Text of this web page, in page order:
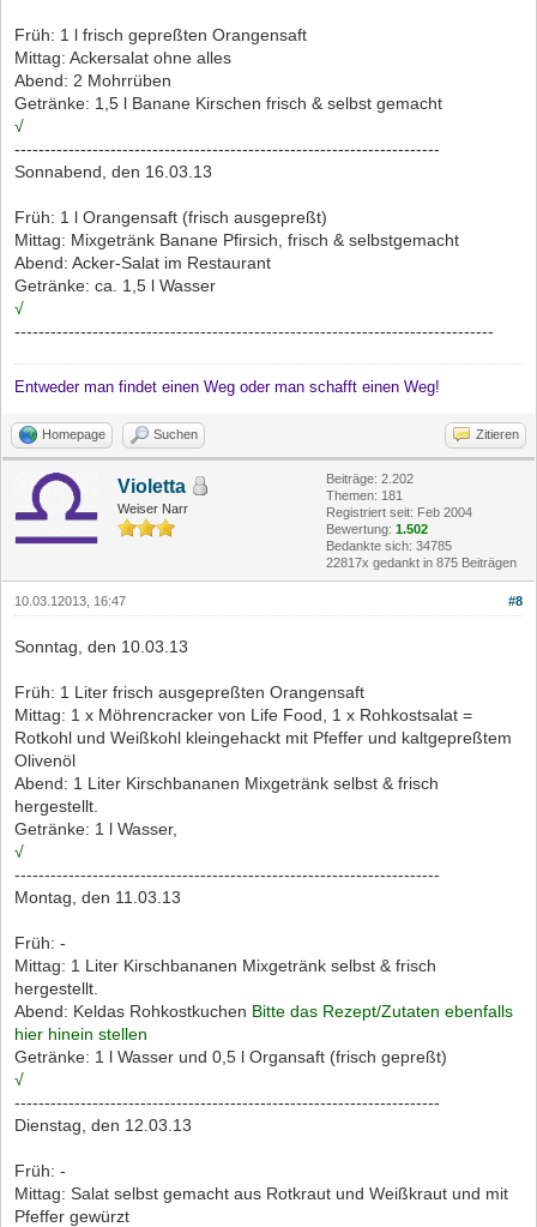
Früh: 1 l frisch gepreßten Orangensaft
Mittag: Ackersalat ohne alles
Abend: 2 Mohrrüben
Getränke: 1,5 l Banane Kirschen frisch & selbst gemacht
√
-----------------------------------------------------------------------
Sonnabend, den 16.03.13
Früh: 1 l Orangensaft (frisch ausgepreßt)
Mittag: Mixgetränk Banane Pfirsich, frisch & selbstgemacht
Abend: Acker-Salat im Restaurant
Getränke: ca. 1,5 l Wasser
√
--------------------------------------------------------------------------------
Entweder man findet einen Weg oder man schafft einen Weg!
Homepage Suchen Zitieren
Violetta
Weiser Narr
Beiträge: 2.202
Themen: 181
Registriert seit: Feb 2004
Bewertung: 1.502
Bedankte sich: 34785
22817x gedankt in 875 Beiträgen
#8
10.03.12013, 16:47
Sonntag, den 10.03.13
Früh: 1 Liter frisch ausgepreßten Orangensaft
Mittag: 1 x Möhrencracker von Life Food, 1 x Rohkostsalat =
Rotkohl und Weißkohl kleingehackt mit Pfeffer und kaltgepreßtem
Olivenöl
Abend: 1 Liter Kirschbananen Mixgetränk selbst & frisch
hergestellt.
Getränke: 1 l Wasser,
√
-----------------------------------------------------------------------
Montag, den 11.03.13
Früh: -
Mittag: 1 Liter Kirschbananen Mixgetränk selbst & frisch
hergestellt.
Abend: Keldas Rohkostkuchen Bitte das Rezept/Zutaten ebenfalls
hier hinein stellen
Getränke: 1 l Wasser und 0,5 l Organsaft (frisch gepreßt)
√
-----------------------------------------------------------------------
Dienstag, den 12.03.13
Früh: -
Mittag: Salat selbst gemacht aus Rotkraut und Weißkraut und mit
Pfeffer gewürzt